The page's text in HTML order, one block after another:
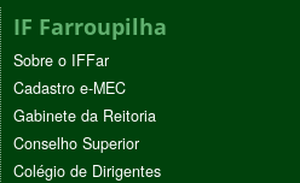
IF Farroupilha
Sobre o IFFar
Cadastro e-MEC
Gabinete da Reitoria
Conselho Superior
Colégio de Dirigentes